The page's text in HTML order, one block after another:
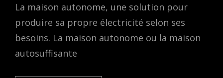
La maison autonome, une solution pour
produire sa propre électricité selon ses
besoins. La maison autonome ou la maison
autosuffisante